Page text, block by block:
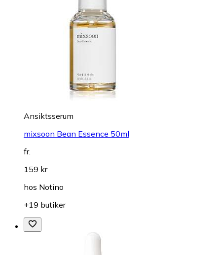
Ansiktsserum
mixsoon Bean Essence 50ml
fr.
159 kr
hos Notino
+19 butiker